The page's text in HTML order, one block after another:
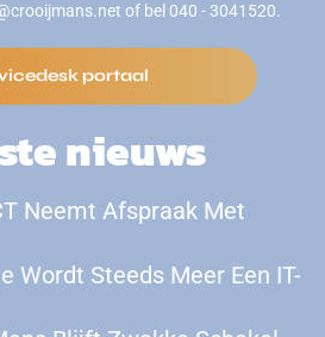
of bel 040 - 3041520.
portaal
nieuws
Neemt Afspraak Met
Wordt Steeds Meer Een IT-